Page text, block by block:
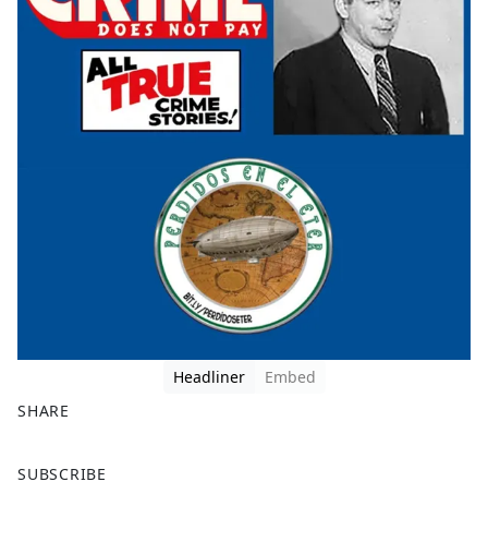
Headliner
Embed
SHARE
a
SUBSCRIBE